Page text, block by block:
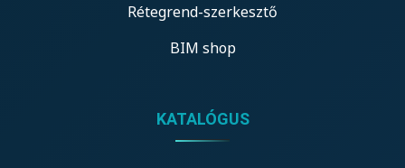
Rétegrend-szerkesztő
BIM shop
KATALÓGUS